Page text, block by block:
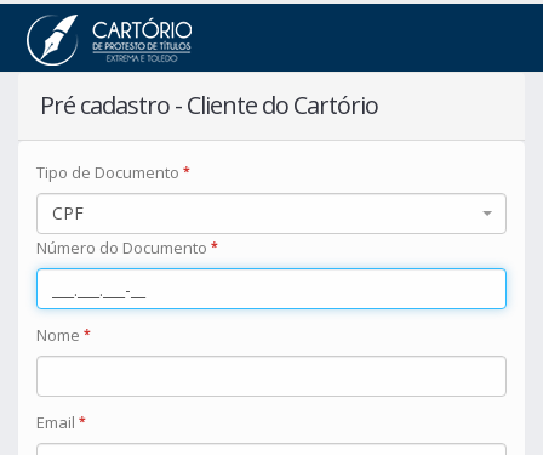
Cliente pré cadastro
Pré cadastro - Cliente do Cartório
Tipo de Documento *
CPF
Número do Documento *
Nome *
Email *